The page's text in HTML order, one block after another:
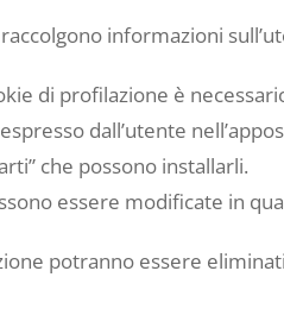
informazioni
di profilazione è
dall’utente
che possono installarli.
essere modificate in
potranno essere